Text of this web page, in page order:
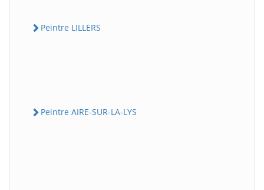
Peintre LILLERS
Peintre AIRE-SUR-LA-LYS